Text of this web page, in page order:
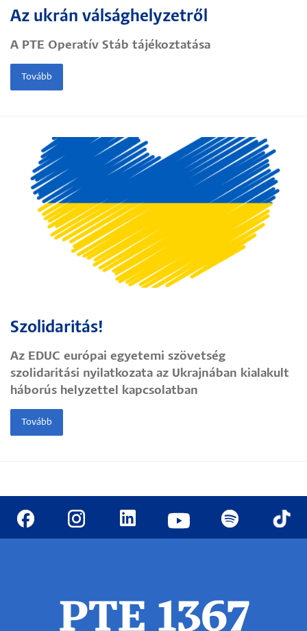
Az ukrán válsághelyzetről
A PTE Operatív Stáb tájékoztatása
Tovább
Szolidaritás!
Az EDUC európai egyetemi szövetség
szolidaritási nyilatkozata az Ukrajnában kialakult
háborús helyzettel kapcsolatban
Tovább